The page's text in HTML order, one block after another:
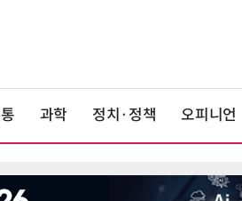
과학 정치·정책 오피니언